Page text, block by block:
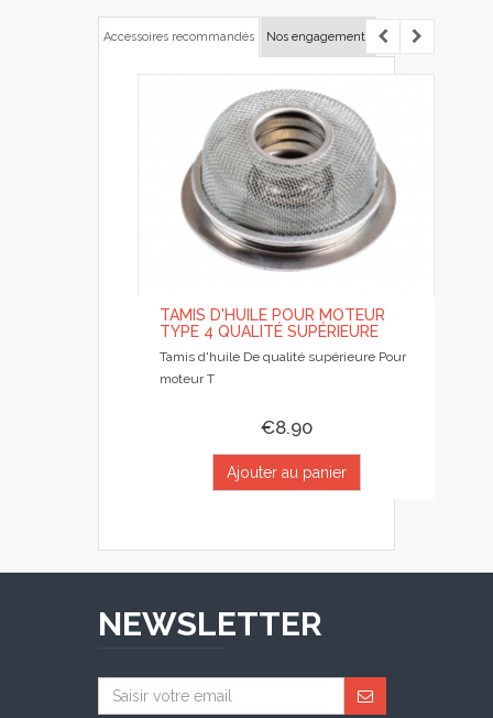
Accessoires recommandés Nos engagements
TAMIS D'HUILE POUR MOTEUR
TYPE 4 QUALITÉ SUPÉRIEURE
Tamis d'huile De qualité supérieure Pour
moteur T
€8.90
Ajouter au panier
NEWSLETTER